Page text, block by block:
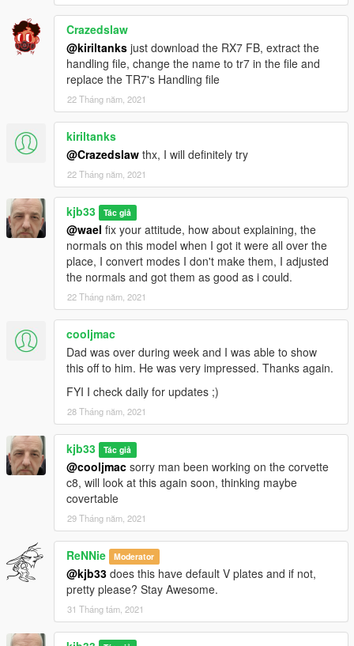
Crazedslaw
@kiriltanks just download the RX7 FB, extract the
handling file, change the name to tr7 in the file and
replace the TR7's Handling file
22 Tháng năm, 2021
kiriltanks
@Crazedslaw thx, I will definitely try
22 Tháng năm, 2021
kjb33 Tác giả
@waeI fix your attitude, how about explaining, the
normals on this model when I got it were all over the
place, I convert modes I don't make them, I adjusted
the normals and got them as good as i could.
22 Tháng năm, 2021
cooljmac
Dad was over during week and I was able to show
this off to him. He was very impressed. Thanks again.
FYI I check daily for updates ;)
28 Tháng năm, 2021
kjb33 Tác giả
@cooljmac sorry man been working on the corvette
c8, will look at this again soon, thinking maybe
covertable
29 Tháng năm, 2021
ReNNie Moderator
@kjb33 does this have default V plates and if not,
pretty please? Stay Awesome.
31 Tháng tám, 2021